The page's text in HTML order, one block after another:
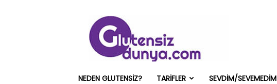
ve
Onun
Sağlık
Deneyimleri
NEDEN GLUTENSIZ? TARIFLER SEVDIM/SEVEMEDIM